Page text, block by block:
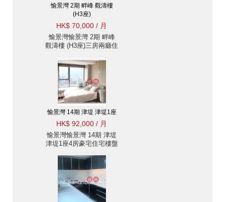
愉景灣 2期 畔峰 觀濤樓
(H3座)
HK$ 70,000 / 月
愉景灣愉景灣 2期 畔峰
觀濤樓 (H3座)三房兩廳住
愉景灣 14期 津堤 津堤1座
HK$ 92,000 / 月
愉景灣愉景灣 14期 津堤
津堤1座4房豪宅住宅樓盤